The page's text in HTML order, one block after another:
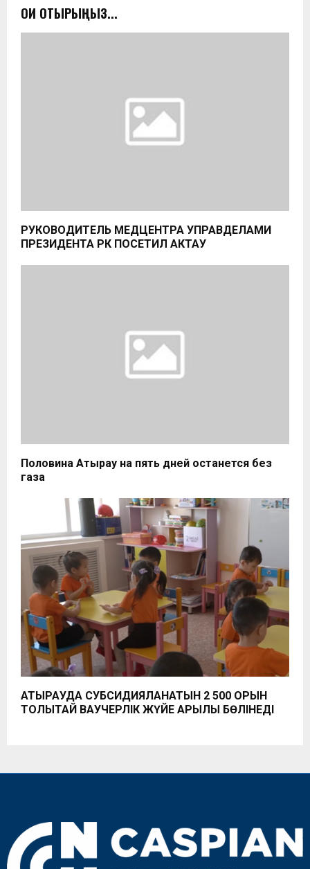
ОҚИ ОТЫРЫҢЫЗ...
РУКОВОДИТЕЛЬ МЕДЦЕНТРА УПРАВДЕЛАМИ
ПРЕЗИДЕНТА РК ПОСЕТИЛ АКТАУ
Половина Атырау на пять дней останется без
газа
АТЫРАУДА СУБСИДИЯЛАНАТЫН 2 500 ОРЫН
ТОЛЫҚТАЙ ВАУЧЕРЛІК ЖҮЙЕ АРҚЫЛЫ БӨЛІНЕДІ